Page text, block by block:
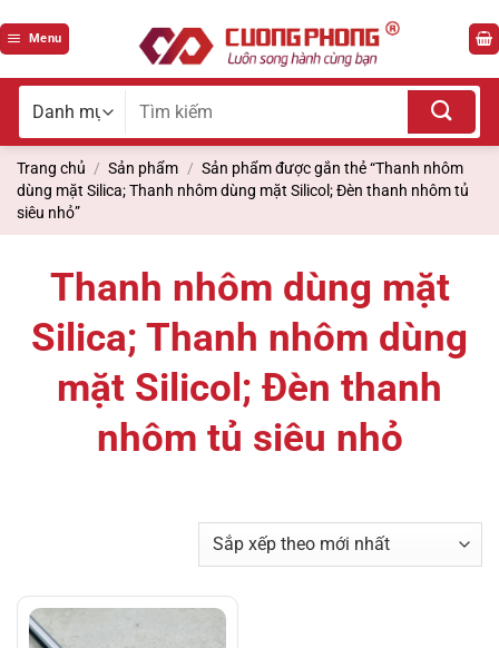
qua
Menu
Tìm
Trang chủ / Sản phẩm / Sản phẩm được gắn thẻ “Thanh nhôm
dùng mặt Silica; Thanh nhôm dùng mặt Silicol; Đèn thanh nhôm tủ
siêu nhỏ”
Thanh nhôm dùng mặt
Silica; Thanh nhôm dùng
mặt Silicol; Đèn thanh
nhôm tủ siêu nhỏ